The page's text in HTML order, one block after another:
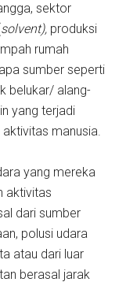
sektor
solvent), produksi
rumah
sumber seperti
belukar/ alang-
yang terjadi
manusia.
yang mereka
aktivitas
dari sumber
polusi udara
atau dari luar
berasal jarak